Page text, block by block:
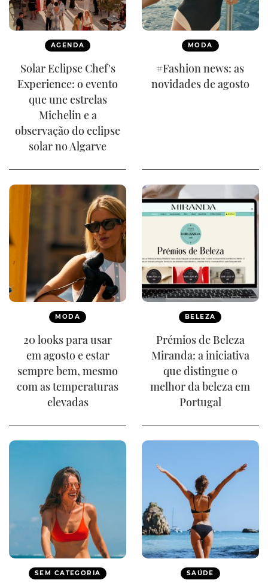
AGENDA
Solar Eclipse Chef's
Experience: o evento
que une estrelas
Michelin e a
observação do eclipse
solar no Algarve
MODA
#Fashion news: as
novidades de agosto
MODA
20 looks para usar
em agosto e estar
sempre bem, mesmo
com as temperaturas
elevadas
BELEZA
Prémios de Beleza
Miranda: a iniciativa
que distingue o
melhor da beleza em
Portugal
SEM CATEGORIA SAÚDE